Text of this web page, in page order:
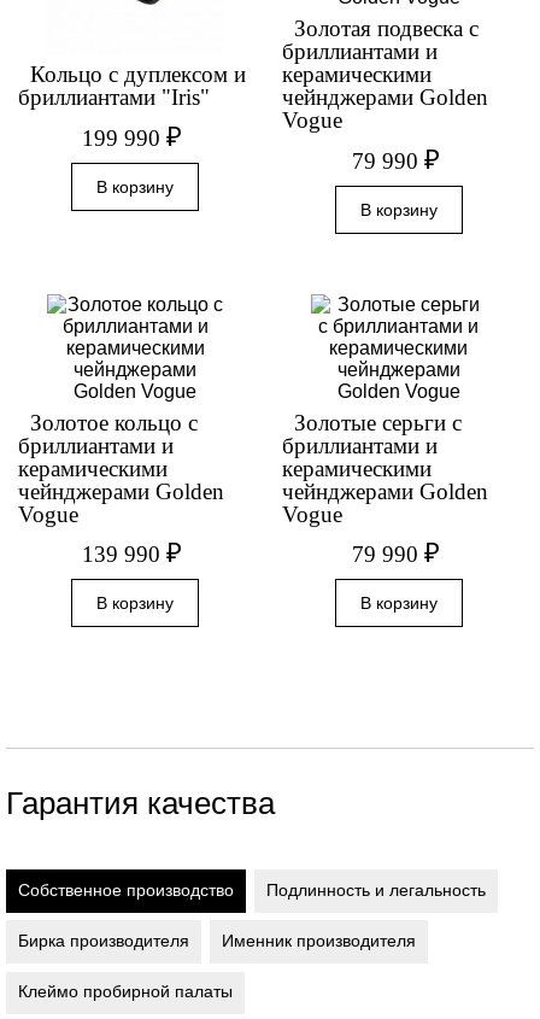
Кольцо с дуплексом и
бриллиантами "Iris"
199 990₽
Золотая подвеска с
бриллиантами и
керамическими
чейнджерами Golden
Vogue
79 990 ₽
Золотое кольцо с
бриллиантами и
керамическими
чейнджерами Golden
Vogue
139 990₽
Золотые серьги с
бриллиантами и
керамическими
чейнджерами Golden
Vogue
79 990 ₽
Гарантия качества
Собственное производство Подлинность и легальность
Бирка производителя Именник производителя
Клеймо пробирной палаты